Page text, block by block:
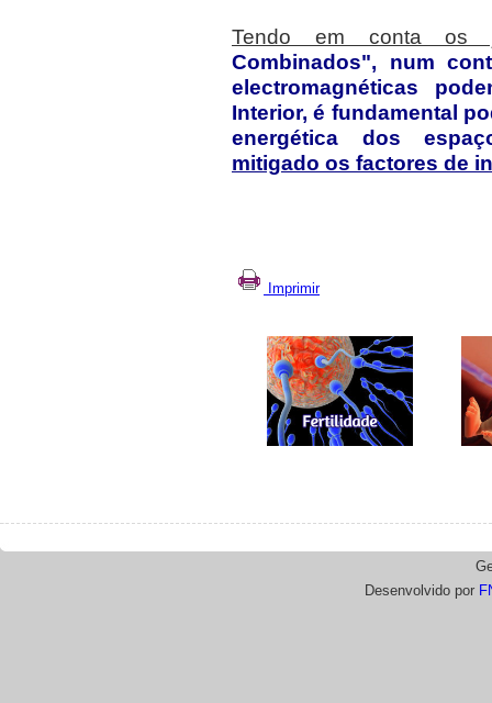
Tendo em conta os
Combinados", num
electromagnéticas
Interior, é fundamental
energética dos
mitigado os factores de
Imprimir
Desenvolvido por